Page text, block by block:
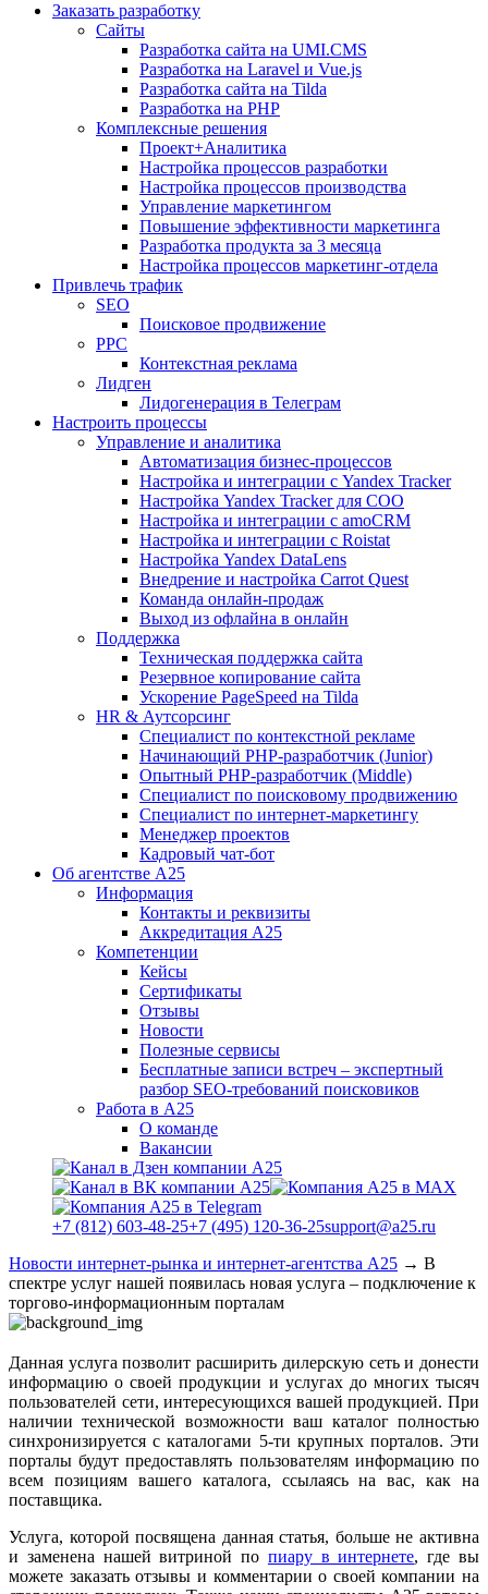
Заказать разработку
Сайты
Разработка сайта на UMI.CMS
Разработка на Laravel и Vue.js
Разработка сайта на Tilda
Разработка на PHP
Комплексные решения
Проект+Аналитика
Настройка процессов разработки
Настройка процессов производства
Управление маркетингом
Повышение эффективности маркетинга
Разработка продукта за 3 месяца
Настройка процессов маркетинг-отдела
Привлечь трафик
SEO
Поисковое продвижение
PPC
Контекстная реклама
Лидген
Лидогенерация в Телеграм
Настроить процессы
Управление и аналитика
Автоматизация бизнес-процессов
Настройка и интеграции с Yandex Tracker
Настройка Yandex Tracker для СОО
Настройка и интеграции с amoCRM
Настройка и интеграции с Roistat
Настройка Yandex DataLens
Внедрение и настройка Carrot Quest
Команда онлайн-продаж
Выход из офлайна в онлайн
Поддержка
Техническая поддержка сайта
Резервное копирование сайта
Ускорение PageSpeed на Tilda
HR & Аутсорсинг
Специалист по контекстной рекламе
Начинающий PHP-разработчик (Junior)
Опытный PHP-разработчик (Middle)
Специалист по поисковому продвижению
Специалист по интернет-маркетингу
Менеджер проектов
Кадровый чат-бот
Об агентстве А25
Информация
Контакты и реквизиты
Аккредитация А25
Компетенции
Кейсы
Сертификаты
Отзывы
Новости
Полезные сервисы
Бесплатные записи встреч – экспертный
разбор SEO-требований поисковиков
Работа в А25
О команде
Вакансии
+7 (812) 603-48-25+7 (495) 120-36-25support@a25.ru
Новости интернет-рынка и интернет-агентства А25 → В
спектре услуг нашей появилась новая услуга – подключение к
торгово-информационным порталам
Данная услуга позволит расширить дилерскую сеть и донести
информацию о своей продукции и услугах до многих тысяч
пользователей сети, интересующихся вашей продукцией. При
наличии технической возможности ваш каталог полностью
синхронизируется с каталогами 5-ти крупных порталов. Эти
порталы будут предоставлять пользователям информацию по
всем позициям вашего каталога, ссылаясь на вас, как на
поставщика.
Услуга, которой посвящена данная статья, больше не активна
и заменена нашей витриной по пиару в интернете, где вы
можете заказать отзывы и комментарии о своей компании на